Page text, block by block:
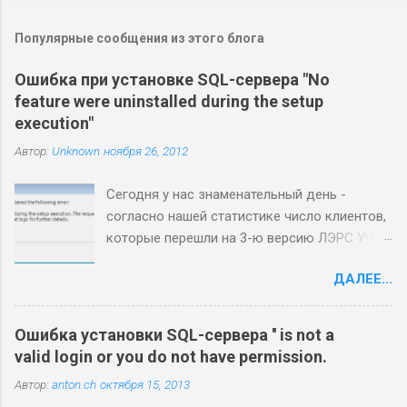
Популярные сообщения из этого блога
Ошибка при установке SQL-сервера "No
feature were uninstalled during the setup
execution"
Автор: Unknown ноября 26, 2012
Сегодня у нас знаменательный день -
согласно нашей статистике число клиентов,
которые перешли на 3-ю версию ЛЭРС УЧЕТ
миграции отработан, большинство клиентов
переезжают гладко, без проблем, однако в
каждой бочке меда есть ложка дегтя. Наша
ложка называется Microsoft SQL Server 2008
R2. Основные проблемы, с которыми наши
пользователи сталкиваются при установке
ДАЛЕЕ...
Ошибка установки SQL-сервера '' is not a
valid login or you do not have permission.
Автор: anton.ch октября 15, 2013